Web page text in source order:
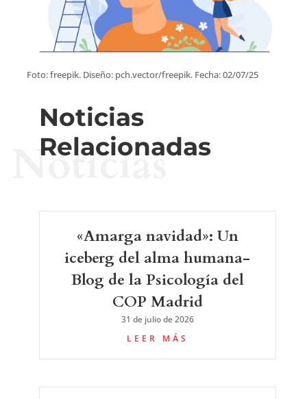
Foto: freepik. Diseño: pch.vector/freepik. Fecha: 02/07/25
Noticias
Relacionadas
Noticias
«Amarga navidad»: Un
iceberg del alma humana-
Blog de la Psicología del
COP Madrid
31 de julio de 2026
LEER MÁS